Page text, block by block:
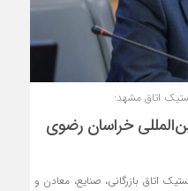
اتاق مشهد:
خراسان رضوی
اتاق بازرگانی، صنایع، معادن و